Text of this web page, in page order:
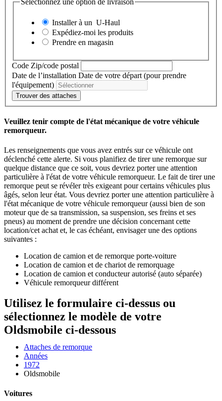
Sélectionnez une option de livraison
Installer à un U-Haul
Expédiez-moi les produits
Prendre en magasin
Code Zip/code postal
Date de l’installation Date de votre départ (pour prendre
l'équipement)
Trouver des attaches
Veuillez tenir compte de l'état mécanique de votre véhicule
remorqueur.
Les renseignements que vous avez entrés sur ce véhicule ont
déclenché cette alerte. Si vous planifiez de tirer une remorque sur
quelque distance que ce soit, vous devriez porter une attention
particulière à l'état de votre véhicule remorqueur. Le fait de tirer une
remorque peut se révéler très exigeant pour certains véhicules plus
âgés, selon leur état. Vous devriez porter une attention particulière à
l'état mécanique de votre véhicule remorqueur (aussi bien de son
moteur que de sa transmission, sa suspension, ses freins et ses
pneus) au moment de prendre une décision concernant cette
location/cet achat et, le cas échéant, envisager une des options
suivantes :
Location de camion et de remorque porte-voiture
Location de camion et de chariot de remorquage
Location de camion et conducteur autorisé (auto séparée)
Véhicule remorqueur différent
Utilisez le formulaire ci-dessus ou
sélectionnez le modèle de votre
Oldsmobile ci-dessous
Attaches de remorque
Années
1972
Oldsmobile
Voitures